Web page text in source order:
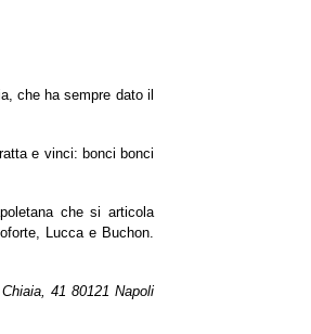
, che ha sempre dato il
e vinci: bonci bonci
che si articola
Lucca e Buchon.
41 80121 Napoli